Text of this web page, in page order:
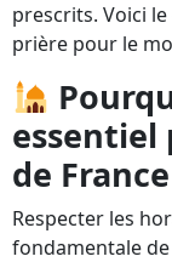
prescrits. Voici
prière pour le
essentiel
de France
Respecter les
fondamentale